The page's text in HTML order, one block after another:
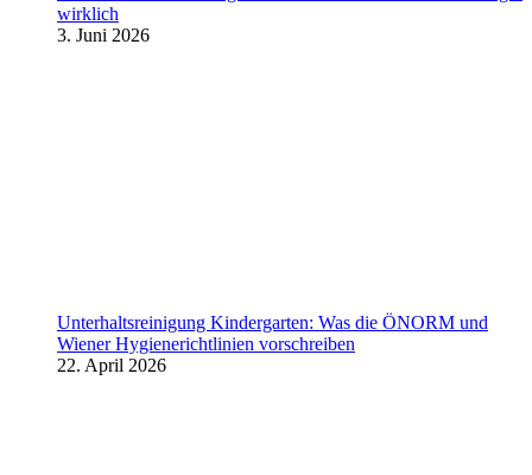
wirklich
3. Juni 2026
Unterhaltsreinigung Kindergarten: Was die ÖNORM und
Wiener Hygienerichtlinien vorschreiben
22. April 2026